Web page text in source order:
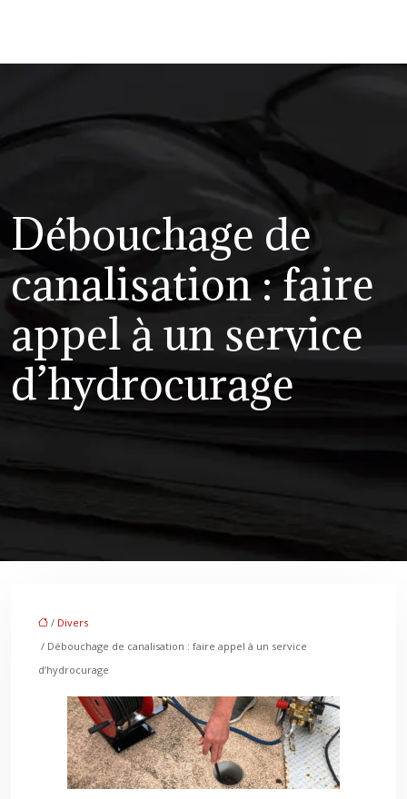
Débouchage de
canalisation : faire
appel à un service
d’hydrocurage
/ Divers
/ Débouchage de canalisation : faire appel à un service
d’hydrocurage